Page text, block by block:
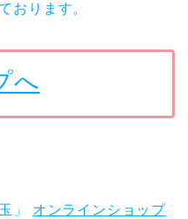
おります。
へ
」 オンラインショップ